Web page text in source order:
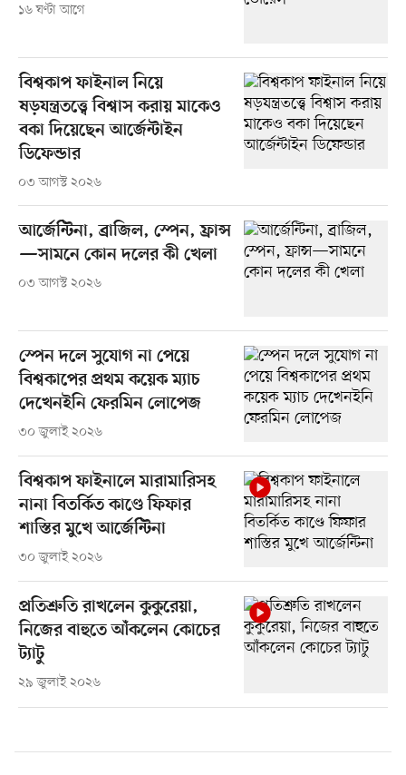
১৬ ঘণ্টা আগে
বিশ্বকাপ ফাইনাল নিয়ে
ষড়যন্ত্রতত্ত্বে বিশ্বাস করায় মাকেও
বকা দিয়েছেন আর্জেন্টাইন
ডিফেন্ডার
০৩ আগস্ট ২০২৬
আর্জেন্টিনা, ব্রাজিল, স্পেন, ফ্রান্স
—সামনে কোন দলের কী খেলা
০৩ আগস্ট ২০২৬
স্পেন দলে সুযোগ না পেয়ে
বিশ্বকাপের প্রথম কয়েক ম্যাচ
দেখেনইনি ফেরমিন লোপেজ
৩০ জুলাই ২০২৬
বিশ্বকাপ ফাইনালে মারামারিসহ
নানা বিতর্কিত কাণ্ডে ফিফার
শাস্তির মুখে আর্জেন্টিনা
৩০ জুলাই ২০২৬
প্রতিশ্রুতি রাখলেন কুকুরেয়া,
নিজের বাহুতে আঁকলেন কোচের
ট্যাটু
২৯ জুলাই ২০২৬